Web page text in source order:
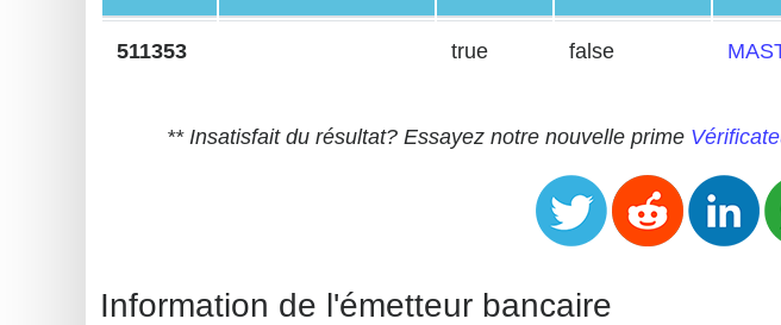
BIN
511353 true false
** Insatisfait du résultat? Essayez notre nouvelle prime
Information de l'émetteur bancaire